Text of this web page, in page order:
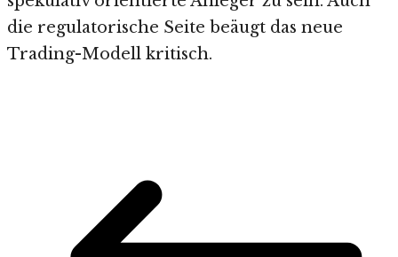
die regulatorische Seite beäugt das neue
Trading-Modell kritisch.